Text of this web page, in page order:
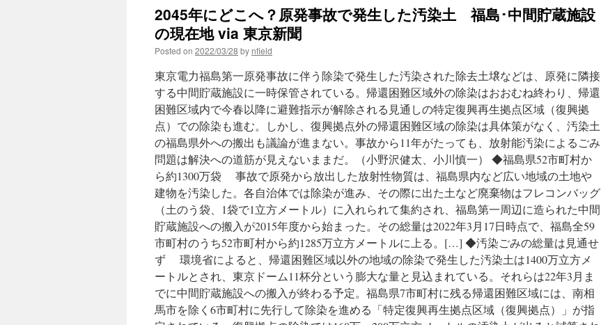
故
再
利
用
は
「人
ご
と
じ
ゃ
な
い」
東
電
と
意
外
な
縁
の
あ
2045年にどこへ？原発事故で発生した汚染土 福島･中間貯蔵施設
の現在地 via 東京新聞
Posted on 2022/03/28 by nfield
東京電力福島第一原発事故に伴う除染で発生した汚染された除去土壌などは、原発に隣接
する中間貯蔵施設に一時保管されている。帰還困難区域外の除染はおおむね終わり、帰還
困難区域内で今春以降に避難指示が解除される見通しの特定復興再生拠点区域（復興拠
点）での除染も進む。しかし、復興拠点外の帰還困難区域の除染は具体策がなく、汚染土
の福島県外への搬出も議論が進まない。事故から11年がたっても、放射能汚染によるごみ
問題は解決への道筋が見えないままだ。（小野沢健太、小川慎一） ◆福島県52市町村か
ら約1300万袋 事故で原発から放出した放射性物質は、福島県内など広い地域の土地や
建物を汚染した。各自治体では除染が進み、その際に出た土など廃棄物はフレコンバッグ
（土のう袋、1袋で1立方メートル）に入れられて集約され、福島第一周辺に造られた中間
貯蔵施設への搬入が2015年度から始まった。その総量は2022年3月17日時点で、福島全59
市町村のうち52市町村から約1285万立方メートルに上る。[…] ◆汚染ごみの総量は見通せ
ず 環境省によると、帰還困難区域以外の地域の除染で発生した汚染土は1400万立方メ
ートルとされ、東京ドーム11杯分という膨大な量と見込まれている。それらは22年3月ま
でに中間貯蔵施設への搬入が終わる予定。福島県7市町村に残る帰還困難区域には、南相
馬市を除く6市町村に先行して除染を進める「特定復興再生拠点区域（復興拠点）」が指